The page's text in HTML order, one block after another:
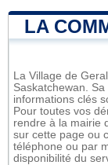
LA
La Village de
Saskatchewan.
informations clés
Pour toutes vos
rendre à la mairie
sur cette page ou
téléphone ou par
disponibilité du